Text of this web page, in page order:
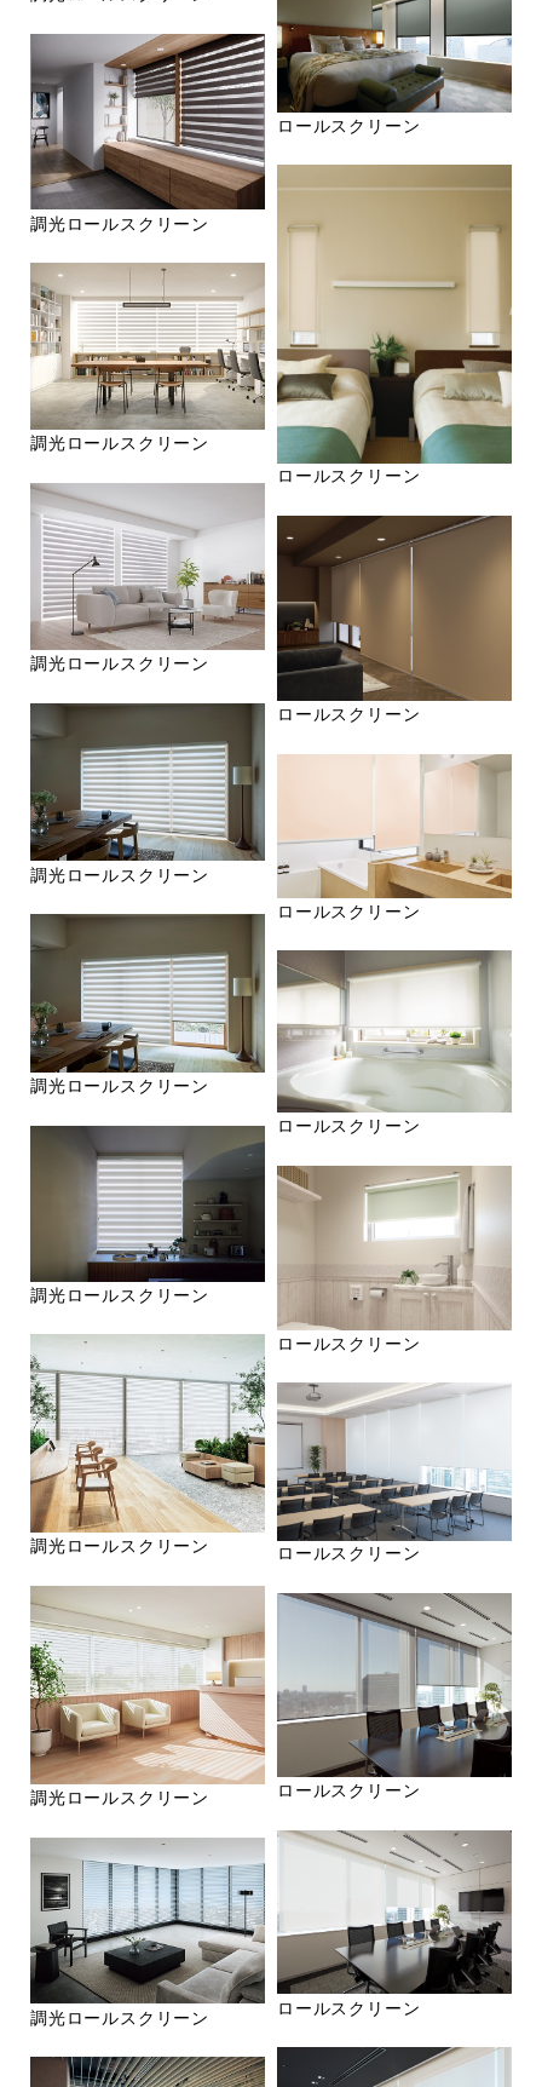
調光ロールスクリーン
調光ロールスクリーン
調光ロールスクリーン
調光ロールスクリーン
調光ロールスクリーン
調光ロールスクリーン
調光ロールスクリーン
調光ロールスクリーン
調光ロールスクリーン
ロールスクリーン
ロールスクリーン
ロールスクリーン
ロールスクリーン
ロールスクリーン
ロールスクリーン
ロールスクリーン
ロールスクリーン
ロールスクリーン